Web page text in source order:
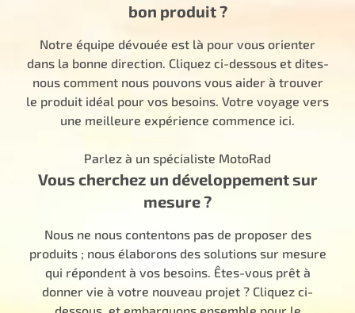
bon produit ?
Notre équipe dévouée est là pour vous orienter
dans la bonne direction. Cliquez ci-dessous et dites-
nous comment nous pouvons vous aider à trouver
le produit idéal pour vos besoins. Votre voyage vers
une meilleure expérience commence ici.
Parlez à un spécialiste MotoRad
Vous cherchez un développement sur
mesure ?
Nous ne nous contentons pas de proposer des
produits ; nous élaborons des solutions sur mesure
qui répondent à vos besoins. Êtes-vous prêt à
donner vie à votre nouveau projet ? Cliquez ci-